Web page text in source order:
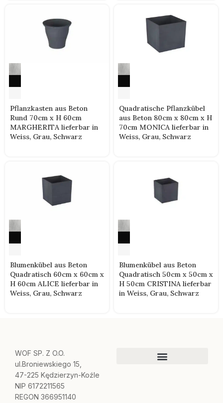
Pflanzkasten aus Beton
Rund 70cm x H 60cm
MARGHERITA lieferbar in
Weiss, Grau, Schwarz
Quadratische Pflanzkübel
aus Beton 80cm x 80cm x H
70cm MONICA lieferbar in
Weiss, Grau, Schwarz
Blumenkübel aus Beton
Quadratisch 60cm x 60cm x
H 60cm ALICE lieferbar in
Weiss, Grau, Schwarz
Blumenkübel aus Beton
Quadratisch 50cm x 50cm x
H 50cm CRISTINA lieferbar
in Weiss, Grau, Schwarz
WOF SP. Z O.O.
ul.Broniewskiego 15,
47-225 Kędzierzyn-Koźle
NIP 6172211565
REGON 366951140